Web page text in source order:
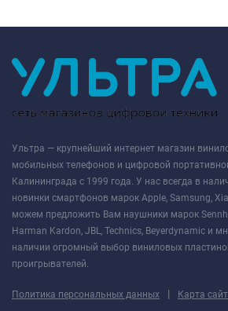
Ультра — крупнейший интернет магазин
мобильных телефонов и цифровой
Калининграда с 1999 года. У нас всегда в
новинки смартфонов марок Apple, Samsung,
можем предложить Вам наушники марок
Harman Kardon, JBL, Technics, Beyerdynamic и
наличии огромный выбор виниловых
проигрывателей.
Политика персональных данных | Карта